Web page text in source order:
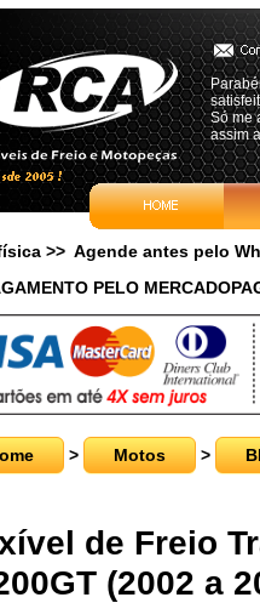
Só me
assim
>> Agende antes pelo
PELO
> Motos >
de Freio
(2002 a